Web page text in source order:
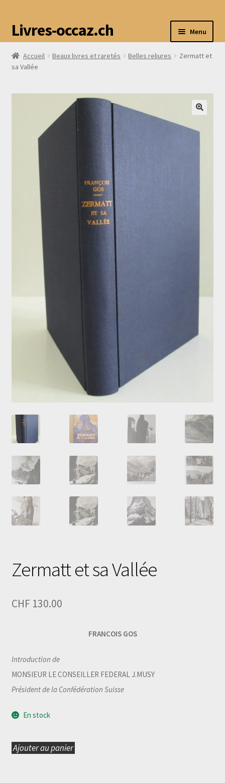
Livres-occaz.ch Menu
Accueil
Mon compte
Contact
Accueil Beaux livres et raretés Belles reliures
Zermatt et
sa Vallée
Zermatt et sa Vallée
CHF 130.00
FRANCOIS GOS
Introduction de
MONSIEUR LE CONSEILLER FEDERAL J.MUSY
Président de la Confédération Suisse
En stock
quantité
Ajouter au panier